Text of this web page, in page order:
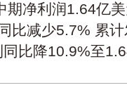
期净利润1.64亿
比减少5.7% 累
比降10.9%至